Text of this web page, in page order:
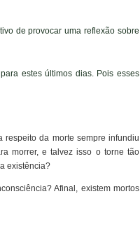
de provocar uma reflexão sobre
estes últimos dias. Pois esses
respeito da morte sempre infundiu
morrer, e talvez isso o torne tão
existência?
Afinal, existem mortos